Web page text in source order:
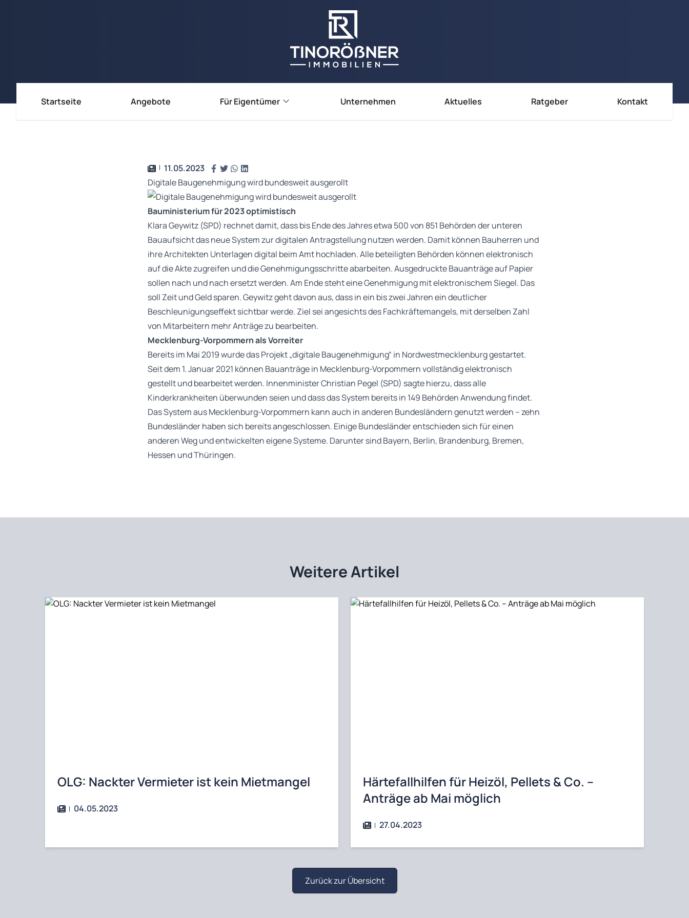
Startseite Angebote
Für Eigentümer
Unternehmen Aktuelles Ratgeber Kontakt
11.05.2023
Digitale Baugenehmigung wird bundesweit ausgerollt
Bauministerium für 2023 optimistisch
Klara Geywitz (SPD) rechnet damit, dass bis Ende des Jahres etwa 500 von 851 Behörden der unteren
Bauaufsicht das neue System zur digitalen Antragstellung nutzen werden. Damit können Bauherren und
ihre Architekten Unterlagen digital beim Amt hochladen. Alle beteiligten Behörden können elektronisch
auf die Akte zugreifen und die Genehmigungsschritte abarbeiten. Ausgedruckte Bauanträge auf Papier
sollen nach und nach ersetzt werden. Am Ende steht eine Genehmigung mit elektronischem Siegel. Das
soll Zeit und Geld sparen. Geywitz geht davon aus, dass in ein bis zwei Jahren ein deutlicher
Beschleunigungseffekt sichtbar werde. Ziel sei angesichts des Fachkräftemangels, mit derselben Zahl
von Mitarbeitern mehr Anträge zu bearbeiten.
Mecklenburg-Vorpommern als Vorreiter
Bereits im Mai 2019 wurde das Projekt „digitale Baugenehmigung“ in Nordwestmecklenburg gestartet.
Seit dem 1. Januar 2021 können Bauanträge in Mecklenburg-Vorpommern vollständig elektronisch
gestellt und bearbeitet werden. Innenminister Christian Pegel (SPD) sagte hierzu, dass alle
Kinderkrankheiten überwunden seien und dass das System bereits in 149 Behörden Anwendung findet.
Das System aus Mecklenburg-Vorpommern kann auch in anderen Bundesländern genutzt werden – zehn
Bundesländer haben sich bereits angeschlossen. Einige Bundesländer entschieden sich für einen
anderen Weg und entwickelten eigene Systeme. Darunter sind Bayern, Berlin, Brandenburg, Bremen,
Hessen und Thüringen.
Weitere Artikel
OLG: Nackter Vermieter ist kein Mietmangel
04.05.2023
Härtefallhilfen für Heizöl, Pellets & Co. –
Anträge ab Mai möglich
27.04.2023
Zurück zur Übersicht